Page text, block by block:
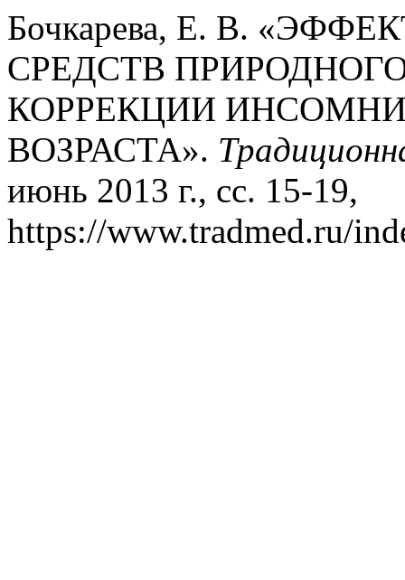
Бочкарева, Е. В.
СРЕДСТВ
КОРРЕКЦИИ
ВОЗРАСТА».
июнь 2013 г., сс. 15-19,
https://www.tradmed.ru/